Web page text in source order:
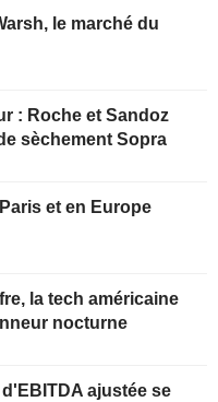
le marché du
: Roche et Sandoz
sèchement Sopra
et en Europe
la tech américaine
nocturne
ajustée se